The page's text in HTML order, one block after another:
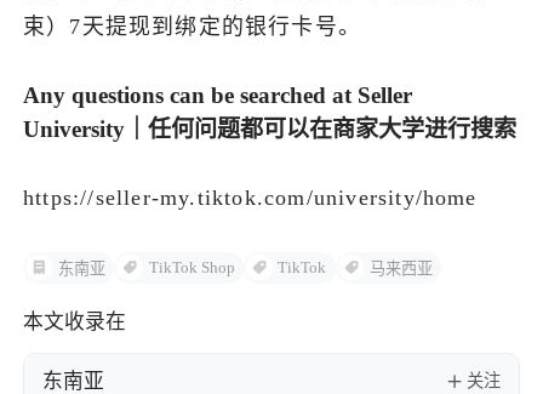
束）7天提现到绑定的银行卡号。
Any questions can be searched at Seller
University｜任何问题都可以在商家大学进行搜索
https://seller-my.tiktok.com/university/home
东南亚 TikTok Shop TikTok 马来西亚
本文收录在
东南亚 关注